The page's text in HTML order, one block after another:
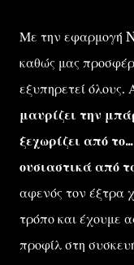
Με την εφαρμογή
καθώς μας
εξυπηρετεί όλους.
μαυρίζει την
ξεχωρίζει από
ουσιαστικά από
αφενός τον έξτρα
τρόπο και έχουμε
προφίλ στη